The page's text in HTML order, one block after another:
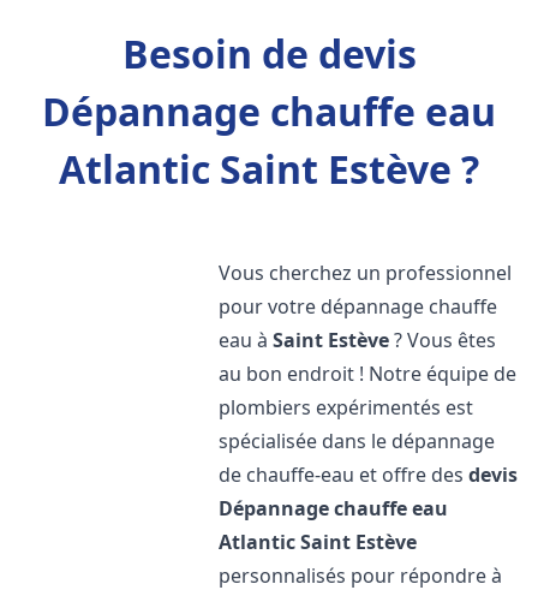
Besoin de devis
Dépannage chauffe eau
Atlantic Saint Estève ?
Vous cherchez un professionnel
pour votre dépannage chauffe
eau àSaint Estève? Vous êtes
au bon endroit ! Notre équipe de
plombiers expérimentés est
spécialisée dans le dépannage
de chauffe-eau et offre desdevis
Dépannage chauffe eau
AtlanticSaint Estève
personnalisés pour répondre à